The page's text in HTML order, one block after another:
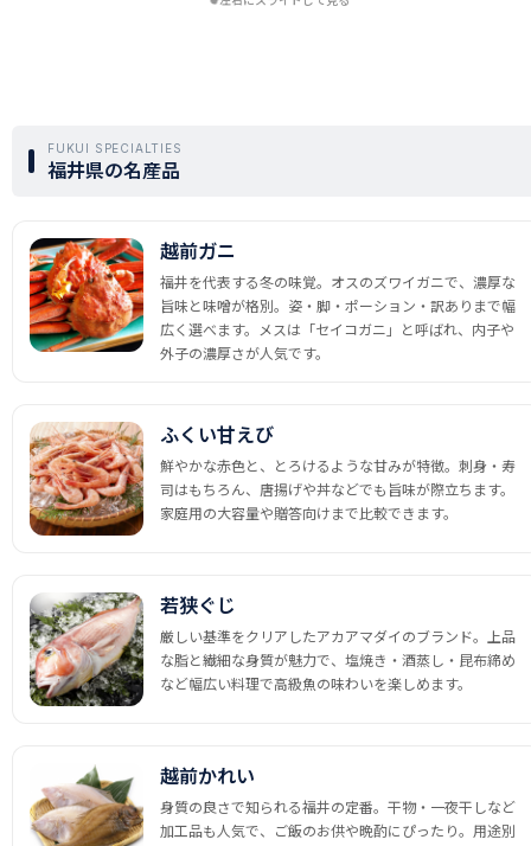
FUKUI SPECIALTIES
福井県の名産品
越前ガニ
福井を代表する冬の味覚。オスのズワイガニで、濃厚な
旨味と味噌が格別。姿・脚・ポーション・訳ありまで幅
広く選べます。メスは「セイコガニ」と呼ばれ、内子や
外子の濃厚さが人気です。
ふくい甘えび
鮮やかな赤色と、とろけるような甘みが特徴。刺身・寿
司はもちろん、唐揚げや丼などでも旨味が際立ちます。
家庭用の大容量や贈答向けまで比較できます。
若狭ぐじ
厳しい基準をクリアしたアカアマダイのブランド。上品
な脂と繊細な身質が魅力で、塩焼き・酒蒸し・昆布締め
など幅広い料理で高級魚の味わいを楽しめます。
越前かれい
身質の良さで知られる福井の定番。干物・一夜干しなど
加工品も人気で、ご飯のお供や晩酌にぴったり。用途別